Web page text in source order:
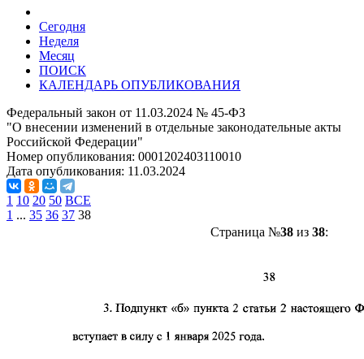
Сегодня
Неделя
Месяц
ПОИСК
КАЛЕНДАРЬ ОПУБЛИКОВАНИЯ
Федеральный закон от 11.03.2024 № 45-ФЗ
"О внесении изменений в отдельные законодательные акты
Российской Федерации"
Номер опубликования: 0001202403110010
Дата опубликования: 11.03.2024
1 10 20 50 ВСЕ
1 ... 35 36 37 38
Страница №38из 38: